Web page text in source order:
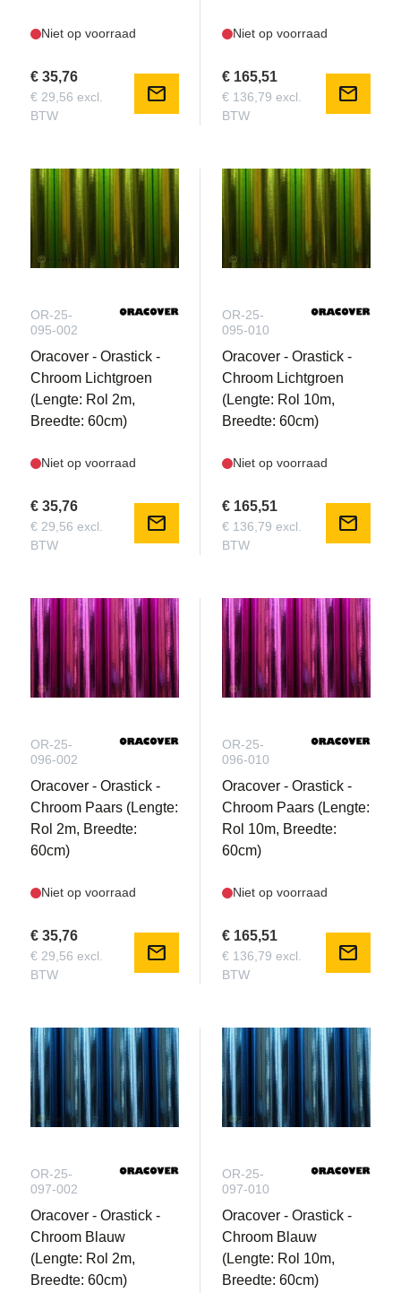
Niet op voorraad
€ 35,76
€ 29,56 excl.
BTW
mail
Niet op voorraad
€ 165,51
€ 136,79 excl.
BTW
mail
OR-25-
095-002
Oracover - Orastick -
Chroom Lichtgroen
(Lengte: Rol 2m,
Breedte: 60cm)
Niet op voorraad
€ 35,76
€ 29,56 excl.
BTW
mail
OR-25-
095-010
Oracover - Orastick -
Chroom Lichtgroen
(Lengte: Rol 10m,
Breedte: 60cm)
Niet op voorraad
€ 165,51
€ 136,79 excl.
BTW
mail
OR-25-
096-002
Oracover - Orastick -
Chroom Paars (Lengte:
Rol 2m, Breedte:
60cm)
Niet op voorraad
€ 35,76
€ 29,56 excl.
BTW
mail
OR-25-
096-010
Oracover - Orastick -
Chroom Paars (Lengte:
Rol 10m, Breedte:
60cm)
Niet op voorraad
€ 165,51
€ 136,79 excl.
BTW
mail
OR-25-
097-002
Oracover - Orastick -
Chroom Blauw
(Lengte: Rol 2m,
Breedte: 60cm)
OR-25-
097-010
Oracover - Orastick -
Chroom Blauw
(Lengte: Rol 10m,
Breedte: 60cm)